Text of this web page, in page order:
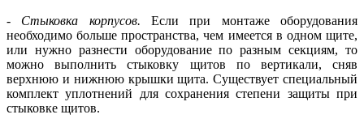
- Стыковка корпусов. Если при монтаже оборудования
необходимо больше пространства, чем имеется в одном щите,
или нужно разнести оборудование по разным секциям, то
можно выполнить стыковку щитов по вертикали, сняв
верхнюю и нижнюю крышки щита. Существует специальный
комплект уплотнений для сохранения степени защиты при
стыковке щитов.